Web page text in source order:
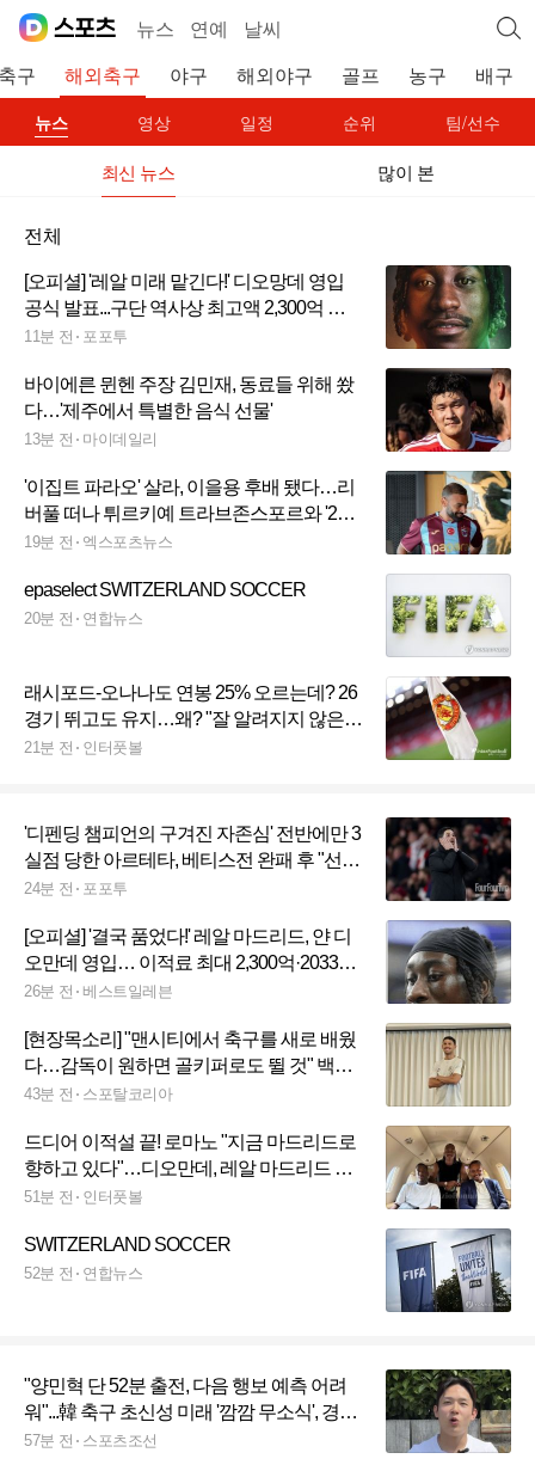
뉴스 연예 날씨
구 해외축구 야구 해외야구 골프 농구 배구
뉴스 영상 일정 순위 팀/선수
최신 뉴스 많이 본
전체
[오피셜] '레알 미래 맡긴다!' 디오망데 영입
공식 발표...구단 역사상 최고액 2,300억 투
자한 19세 초신성
11분 전 포포투
바이에른 뮌헨 주장 김민재, 동료들 위해 쐈
다…'제주에서 특별한 음식 선물'
13분 전 마이데일리
'이집트 파라오' 살라, 이을용 후배 됐다…리
버풀 떠나 튀르키예 트라브존스포르와 '2년
계약' [오피셜]
19분 전 엑스포츠뉴스
epaselect SWITZERLAND SOCCER
20분 전 연합뉴스
래시포드-오나나도 연봉 25% 오르는데? 26
경기 뛰고도 유지…왜? "잘 알려지지 않은
조항 때문"
21분 전 인터풋볼
'디펜딩 챔피언의 구겨진 자존심' 전반에만 3
실점 당한 아르테타, 베티스전 완패 후 "선수
들이 격분했다"
24분 전 포포투
[오피셜] '결국 품었다!' 레알 마드리드, 얀 디
오만데 영입… 이적료 최대 2,300억·2033년
까지 계약
26분 전 베스트일레븐
[현장목소리] "맨시티에서 축구를 새로 배웠
다…감독이 원하면 골키퍼로도 뛸 것" 백업
미드필더→주전 풀백 변신, 성공한 이유 있
43분 전 스포탈코리아
드디어 이적설 끝! 로마노 "지금 마드리드로
향하고 있다"…디오만데, 레알 마드리드 이
적 초읽기
51분 전 인터풋볼
SWITZERLAND SOCCER
52분 전 연합뉴스
"양민혁 단 52분 출전, 다음 행보 예측 어려
워"...韓 축구 초신성 미래 '깜깜 무소식', 경쟁
자만 앞서 나간다 "분데스리가 임대 이적 임
57분 전 스포츠조선